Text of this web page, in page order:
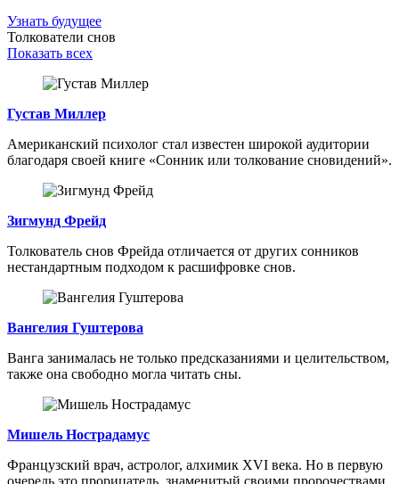
Узнать будущее
Толкователи снов
Показать всех
Густав Миллер
Американский психолог стал известен широкой аудитории
благодаря своей книге «Сонник или толкование сновидений».
Зигмунд Фрейд
Толкователь снов Фрейда отличается от других сонников
нестандартным подходом к расшифровке снов.
Вангелия Гуштерова
Ванга занималась не только предсказаниями и целительством,
также она свободно могла читать сны.
Мишель Нострадамус
Французский врач, астролог, алхимик XVI века. Но в первую
очередь это прорицатель, знаменитый своими пророчествами.